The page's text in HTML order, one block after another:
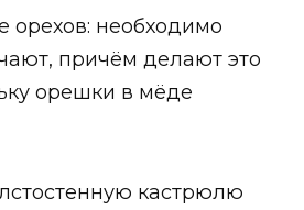
орехов: необходимо
причём делают это
орешки в мёде
кастрюлю